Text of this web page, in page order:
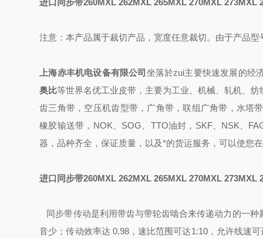
进口同步带260MXL 262MXL 265MXL 270MXL 273MXL
注意：本产品属于裁切产品，宽度任意裁切。由于产品
上海赤丰机电设备有限公司 坐落於zui主要快速发展的经
奥比等世界名优工业皮带，主要为工业、机械、轧机、
齿三角带，空压机齿型带，广角带，联组广角带，水塔
橡胶输送带 ， NOK、SOG、TTO油封 ， SKF、NSK、
器，品种齐全，保证质量， 以及*的货运服务，可以使您
进口同步带260MXL 262MXL 265MXL 270MXL 273MXL
同步带传动是利用带齿与带轮齿啮合来传递动力的一
音少；传动效率达 0.98，速比范围可达1:10，允许线速